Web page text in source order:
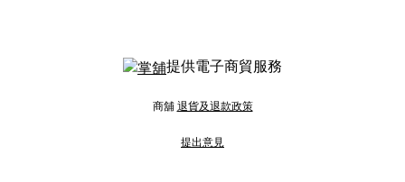
提供電子商貿服務
商舖 退貨及退款政策
提出意見